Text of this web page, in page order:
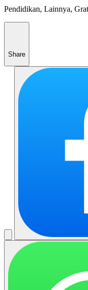
Pendidikan, Lainnya,
Share